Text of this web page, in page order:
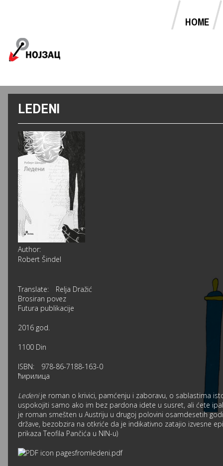
HOME
LEDENI
Author:
Robert Šindel
Translate:
Relja Dražić
Brosiran povez
Futura publikacije
2016 god.
1100 Din
ISBN:
978-86-7188-163-0
ћирилица
Ledenije roman o krivici, pamćenju i zaboravu, o sablastima
uspokojiti samo ako im bez pardona idete u susret, ali ćete
je roman smešten u Austriju u drugoj polovini osamdesetih
države, bezobzira na otkriće da je indikativno zatajio izvesne
prikaza Teofila Pančića u NIN-u)
pagesfromledeni.pdf